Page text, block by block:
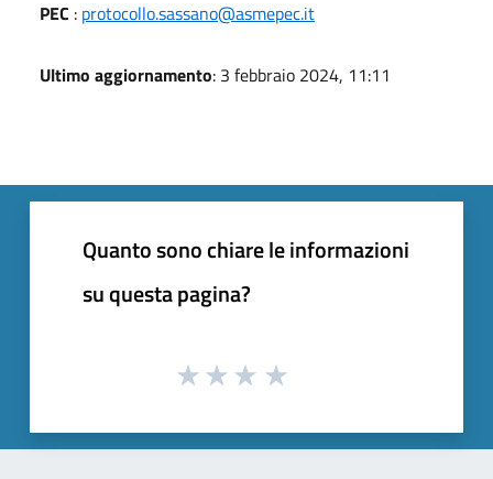
PEC : protocollo.sassano@asmepec.it
Ultimo aggiornamento: 3 febbraio 2024, 11:11
Quanto sono chiare le informazioni
su questa pagina?